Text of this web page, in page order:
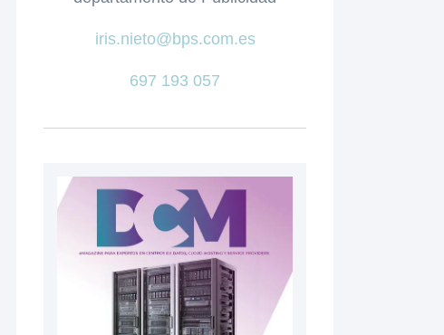
iris.nieto@bps.com.es
697 193 057